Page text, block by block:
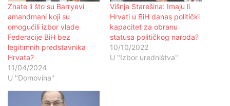
Znate li što su Barryevi
amandmani koji su
omogućili izbor vlade
Federacije BiH bez
legitimnih predstavnika
Hrvata?
11/04/2024
U "Domovina"
Višnja Starešina: Imaju li
Hrvati u BiH danas politički
kapacitet za obranu
statusa političkog naroda?
10/10/2022
U "Izbor uredništva"